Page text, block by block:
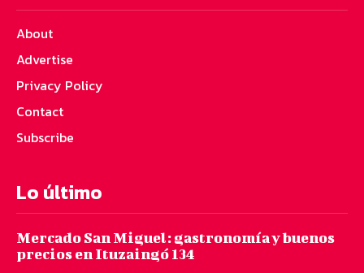
About
Advertise
Privacy Policy
Contact
Subscribe
Lo último
Mercado San Miguel: gastronomía y buenos
precios en Ituzaingó 134